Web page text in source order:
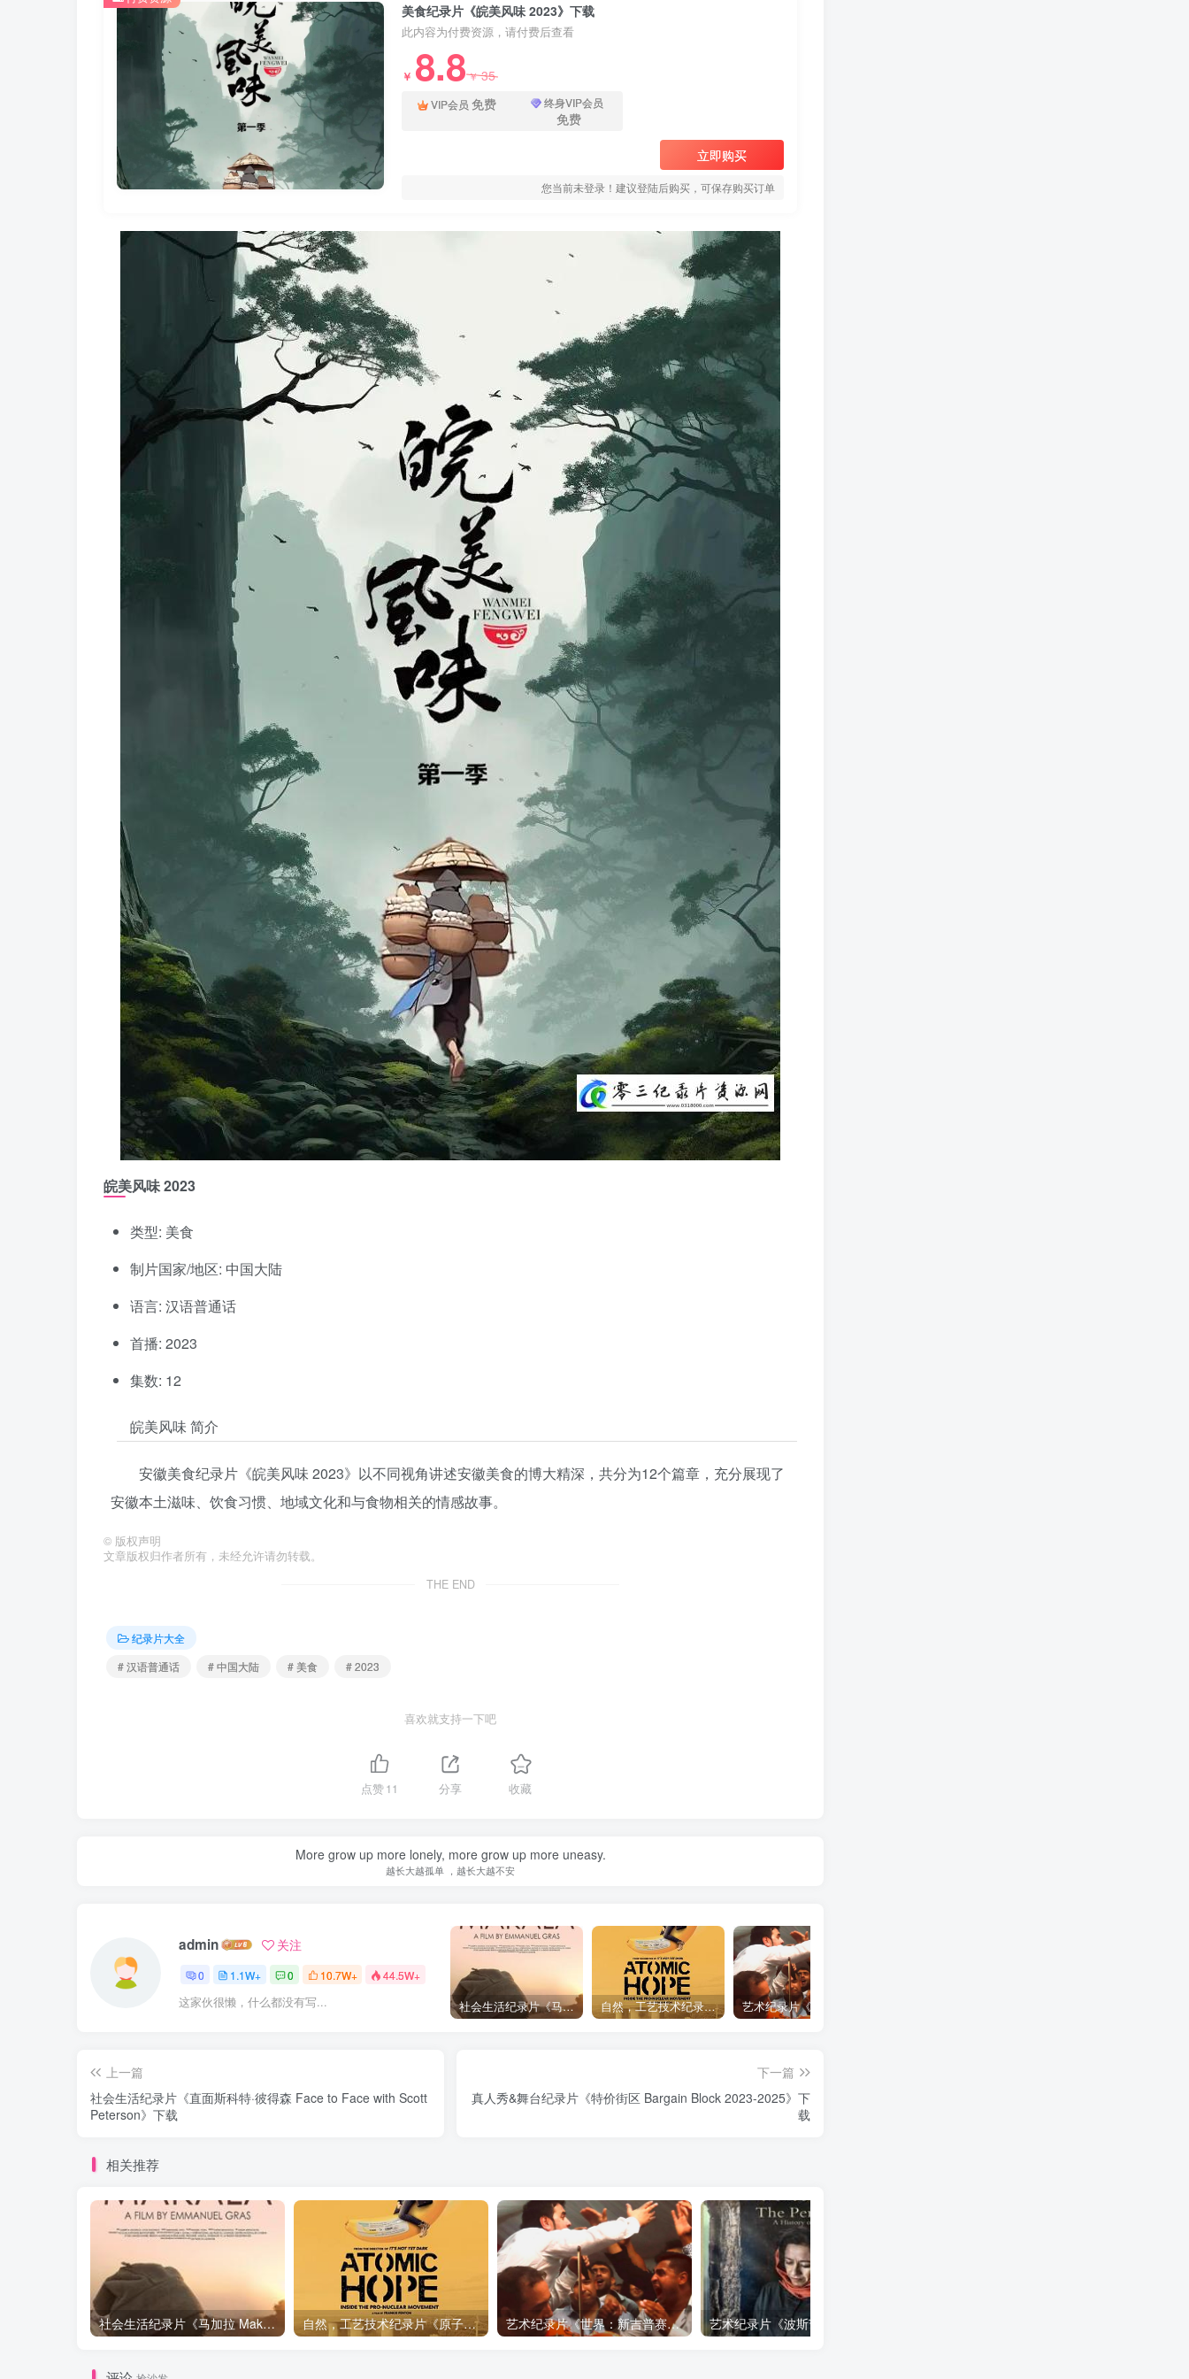
美食纪录片《皖美风味 2023》下载
此内容为付费资源，请付费后查看
￥ 8.8￥35
VIP会员 免费 终身VIP会员
免费
立即购买
您当前未登录！建议登陆后购买，可保存购买订单
皖美风味 2023
类型: 美食
制片国家/地区: 中国大陆
语言: 汉语普通话
首播: 2023
集数: 12
皖美风味 简介
安徽美食纪录片《皖美风味 2023》以不同视角讲述安徽美食的博大精深，共分为12个篇章，充分展现了
安徽本土滋味、饮食习惯、地域文化和与食物相关的情感故事。
© 版权声明
文章版权归作者所有，未经允许请勿转载。
THE END
纪录片大全
# 汉语普通话
# 中国大陆 # 美食 # 2023
喜欢就支持一下吧
点赞11 分享 收藏
More grow up more lonely, more grow up more uneasy.
越长大越孤单 ，越长大越不安
admin 关注
0 1.1W+ 0 10.7W+ 44.5W+
这家伙很懒，什么都没有写... 社会生活纪录片《马加拉 Makala》下载 自然，工艺技术纪录片《原子能的希望 Atomic Hope – Inside the Pro-Nuclear Movement》下载
上一篇
社会生活纪录片《直面斯科特·彼得森 Face to Face with Scott
Peterson》下载
下一篇
真人秀&舞台纪录片《特价街区 Bargain Block 2023-2025》下
载
相关推荐
社会生活纪录片《马加拉 Makala》下载 自然，工艺技术纪录片《原子能的希望 Atomic Hope – Inside the Pro-Nuclear Movement》下载 艺术纪录片《世界：新吉普赛之王 This World: The New Gypsy Kings》下载